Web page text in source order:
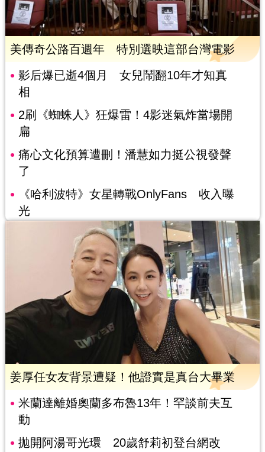
美傳奇公路百週年 特別選映這部台灣電影
影后爆已逝4個月 女兒鬧翻10年才知真
相
2刷《蜘蛛人》狂爆雷！4影迷氣炸當場開
扁
痛心文化預算遭刪！潘慧如力挺公視發聲
了
《哈利波特》女星轉戰OnlyFans 收入曝
光
姜厚任女友背景遭疑！他證實是真台大畢業
米蘭達離婚奧蘭多布魯13年！罕談前夫互
動
拋開阿湯哥光環 20歲舒莉初登台網改